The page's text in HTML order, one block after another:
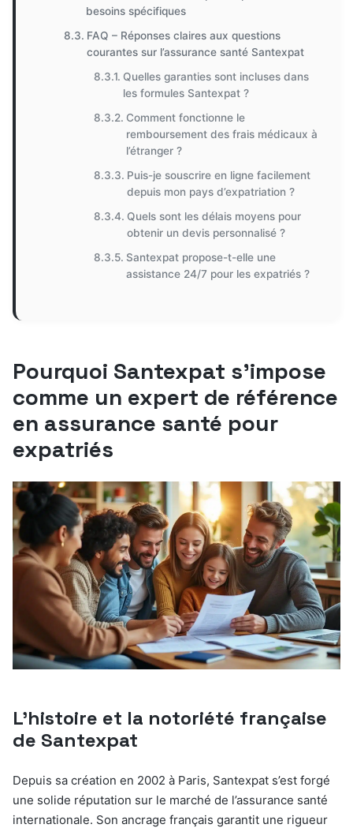
besoins spécifiques
FAQ – Réponses claires aux questions
courantes sur l’assurance santé Santexpat
Quelles garanties sont incluses dans
les formules Santexpat ?
Comment fonctionne le
remboursement des frais médicaux à
l’étranger ?
Puis-je souscrire en ligne facilement
depuis mon pays d’expatriation ?
Quels sont les délais moyens pour
obtenir un devis personnalisé ?
Santexpat propose-t-elle une
assistance 24/7 pour les expatriés ?
Pourquoi Santexpat s’impose
comme un expert de référence
en assurance santé pour
expatriés
L’histoire et la notoriété française
de Santexpat
Depuis sa création en 2002 à Paris, Santexpat s’est forgé
une solide réputation sur le marché de l’assurance santé
internationale. Son ancrage français garantit une rigueur